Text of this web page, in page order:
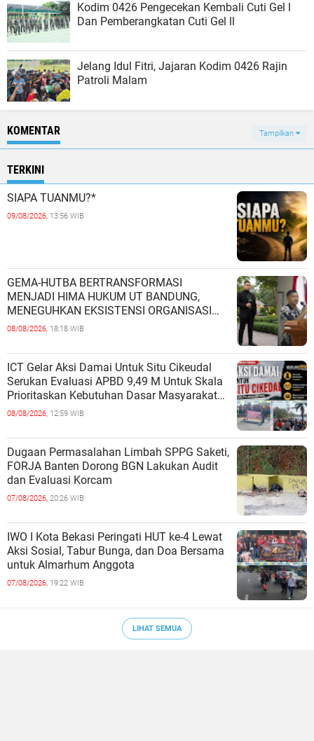
Kodim 0426 Pengecekan Kembali Cuti Gel l
Dan Pemberangkatan Cuti Gel ll
Jelang Idul Fitri, Jajaran Kodim 0426 Rajin
Patroli Malam
KOMENTAR Tampilkan
TERKINI
SIAPA TUANMU?*
09/08/2026, 13:56 WIB
GEMA-HUTBA BERTRANSFORMASI
MENJADI HIMA HUKUM UT BANDUNG,
MENEGUHKAN EKSISTENSI ORGANISASI
MAHASISWA HUKUM UNIVERSITAS
08/08/2026, 18:18 WIB
ICT Gelar Aksi Damai Untuk Situ Cikeudal
Serukan Evaluasi APBD 9,49 M Untuk Skala
Prioritaskan Kebutuhan Dasar Masyarakat
Belum Saat nya Butuh Kawasa
08/08/2026, 12:59 WIB
Dugaan Permasalahan Limbah SPPG Saketi,
FORJA Banten Dorong BGN Lakukan Audit
dan Evaluasi Korcam
07/08/2026, 20:26 WIB
IWO I Kota Bekasi Peringati HUT ke-4 Lewat
Aksi Sosial, Tabur Bunga, dan Doa Bersama
untuk Almarhum Anggota
07/08/2026, 19:22 WIB
LIHAT SEMUA